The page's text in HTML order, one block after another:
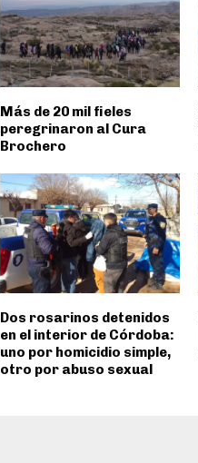
Más de 20 mil fieles
peregrinaron al Cura
Brochero
Dos rosarinos detenidos
en el interior de Córdoba:
uno por homicidio simple,
otro por abuso sexual